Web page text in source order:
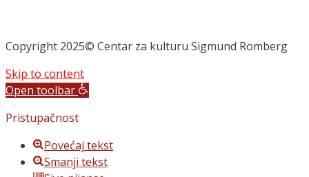
Copyright 2025© Centar za kulturu Sigmund Romberg
Skip to content
Open toolbar
Pristupačnost
Povećaj tekst
Smanji tekst